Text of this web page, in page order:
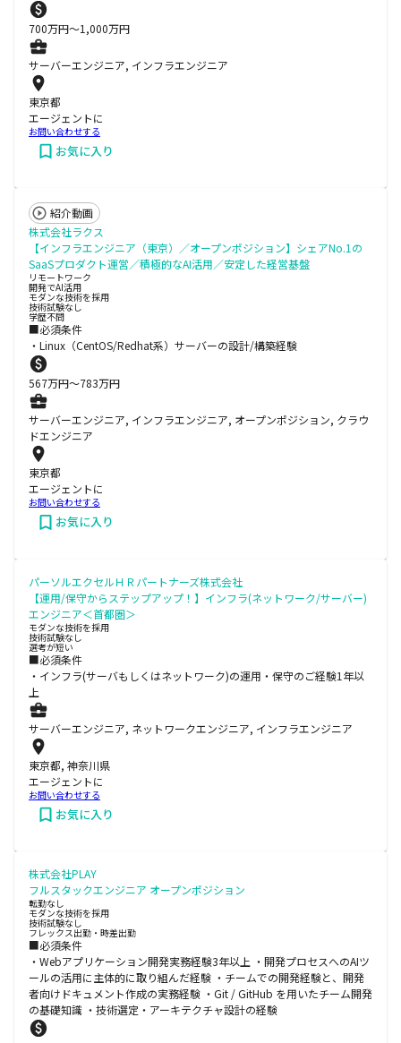
700万円〜1,000万円
サーバーエンジニア, インフラエンジニア
東京都
エージェントに
お問い合わせする
お気に入り
紹介動画
株式会社ラクス
【インフラエンジニア（東京）／オープンポジション】シェアNo.1の
SaaSプロダクト運営／積極的なAI活用／安定した経営基盤
リモートワーク
開発でAI活用
モダンな技術を採用
技術試験なし
学歴不問
■必須条件
・Linux（CentOS/Redhat系）サーバーの設計/構築経験
567万円〜783万円
サーバーエンジニア, インフラエンジニア, オープンポジション, クラウ
ドエンジニア
東京都
エージェントに
お問い合わせする
お気に入り
パーソルエクセルＨＲパートナーズ株式会社
【運用/保守からステップアップ！】インフラ(ネットワーク/サーバー)
エンジニア＜首都圏＞
モダンな技術を採用
技術試験なし
選考が短い
■必須条件
・インフラ(サーバもしくはネットワーク)の運用・保守のご経験1年以
上
サーバーエンジニア, ネットワークエンジニア, インフラエンジニア
東京都, 神奈川県
エージェントに
お問い合わせする
お気に入り
株式会社PLAY
フルスタックエンジニア オープンポジション
転勤なし
モダンな技術を採用
技術試験なし
フレックス出勤・時差出勤
■必須条件
・Webアプリケーション開発実務経験3年以上 ・開発プロセスへのAIツ
ールの活用に主体的に取り組んだ経験 ・チームでの開発経験と、開発
者向けドキュメント作成の実務経験 ・Git / GitHub を用いたチーム開発
の基礎知識 ・技術選定・アーキテクチャ設計の経験